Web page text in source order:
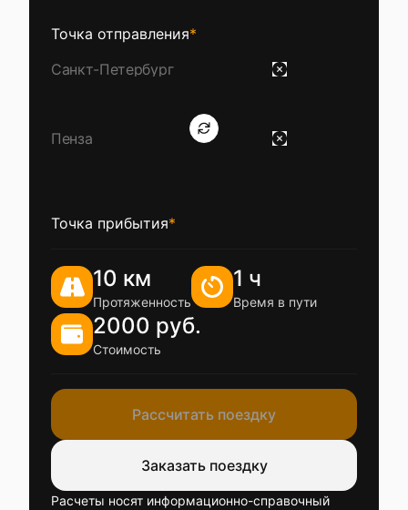
Точка отправления*
Точка прибытия*
10 км
Протяженность
1 ч
Время в пути
2000 руб.
Стоимость
Рассчитать поездку
Заказать поездку
Расчеты носят информационно-справочный